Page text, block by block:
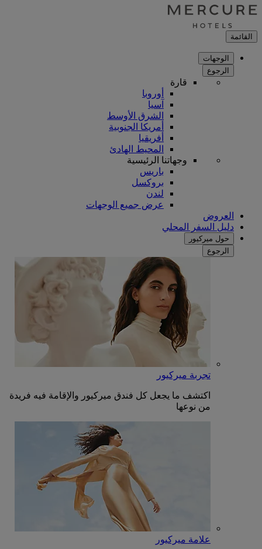
القائمة
الوجهات
الرجوع
قارة
أوروبا
آسيا
الشرق الأوسط
أمريكا الجنوبية
أفريقيا
المحيط الهادئ
وجهاتنا الرئيسية
باريس
بروكسل
لندن
عرض جميع الوجهات
العروض
دليل السفر المحلي
حول ميركيور
الرجوع
تجربة ميركيور
اكتشف ما يجعل كل فندق ميركيور والإقامة فيه فريدة
من نوعها
علامة ميركيور